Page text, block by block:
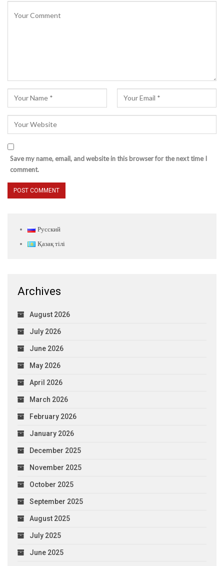
Save my name, email, and website in this browser for the next time I
comment.
Русский
Қазақ тілі
Archives
August 2026
July 2026
June 2026
May 2026
April 2026
March 2026
February 2026
January 2026
December 2025
November 2025
October 2025
September 2025
August 2025
July 2025
June 2025